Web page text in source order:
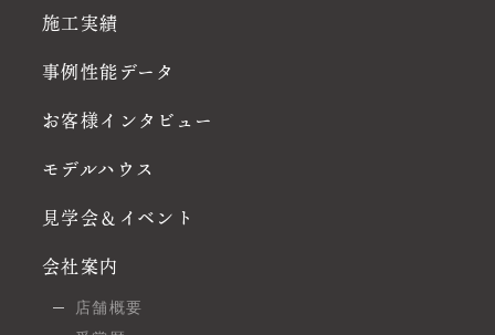
施工実績
事例性能データ
お客様インタビュー
モデルハウス
見学会＆イベント
会社案内
店舗概要